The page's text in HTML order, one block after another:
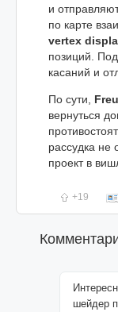
и
по карте
vertex
позиций.
касаний и
По сути,
вернуться
рассудка не
проект в
+19
шейдер